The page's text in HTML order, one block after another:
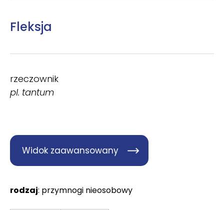
Fleksja
rzeczownik
pl. tantum
Widok zaawansowany
rodzaj: przymnogi nieosobowy